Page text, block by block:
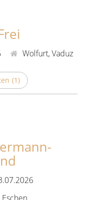
Wolfurt, Vaduz
(1)